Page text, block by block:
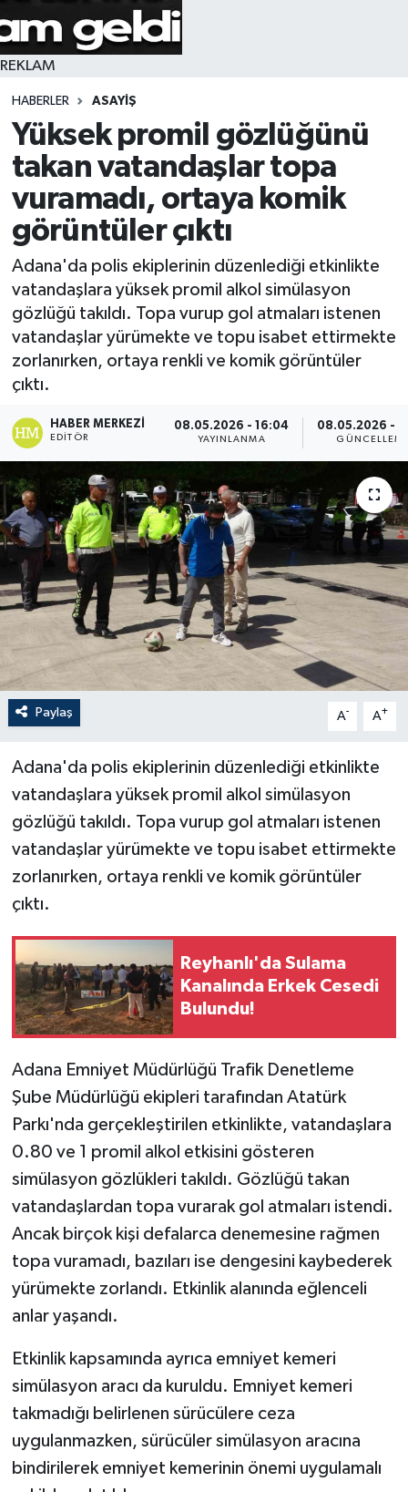
REKLAM
HABERLER ASAYIŞ
Yüksek promil gözlüğünü
takan vatandaşlar topa
vuramadı, ortaya komik
görüntüler çıktı
Adana'da polis ekiplerinin düzenlediği etkinlikte
vatandaşlara yüksek promil alkol simülasyon
gözlüğü takıldı. Topa vurup gol atmaları istenen
vatandaşlar yürümekte ve topu isabet ettirmekte
zorlanırken, ortaya renkli ve komik görüntüler
çıktı.
HABER MERKEZI
EDITÖR
08.05.2026 - 16:04
YAYINLANMA
08.05.2026 -
Paylaş A- A+
Adana'da polis ekiplerinin düzenlediği etkinlikte
vatandaşlara yüksek promil alkol simülasyon
gözlüğü takıldı. Topa vurup gol atmaları istenen
vatandaşlar yürümekte ve topu isabet ettirmekte
zorlanırken, ortaya renkli ve komik görüntüler
çıktı.
Reyhanlı'da Sulama
Kanalında Erkek Cesedi
Bulundu!
Adana Emniyet Müdürlüğü Trafik Denetleme
Şube Müdürlüğü ekipleri tarafından Atatürk
Parkı'nda gerçekleştirilen etkinlikte, vatandaşlara
0.80 ve 1 promil alkol etkisini gösteren
simülasyon gözlükleri takıldı. Gözlüğü takan
vatandaşlardan topa vurarak gol atmaları istendi.
Ancak birçok kişi defalarca denemesine rağmen
topa vuramadı, bazıları ise dengesini kaybederek
yürümekte zorlandı. Etkinlik alanında eğlenceli
anlar yaşandı.
Etkinlik kapsamında ayrıca emniyet kemeri
simülasyon aracı da kuruldu. Emniyet kemeri
takmadığı belirlenen sürücülere ceza
uygulanmazken, sürücüler simülasyon aracına
bindirilerek emniyet kemerinin önemi uygulamalı